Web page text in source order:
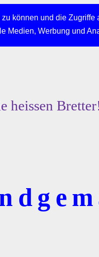
können und die Zugriffe
Medien, Werbung und
heissen